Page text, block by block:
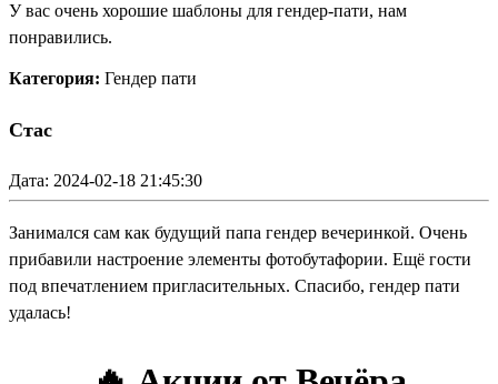
У вас очень хорошие шаблоны для гендер-пати, нам
понравились.
Категория: Гендер пати
Стас
Дата: 2024-02-18 21:45:30
Занимался сам как будущий папа гендер вечеринкой. Очень
прибавили настроение элементы фотобутафории. Ещё гости
под впечатлением пригласительных. Спасибо, гендер пати
удалась!